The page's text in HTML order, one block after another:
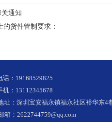
通知
货件管制要求：
话：19168529825
机：13112345678
址：深圳宝安福永镇福永社区裕华东4
箱：2622744759@qq.com